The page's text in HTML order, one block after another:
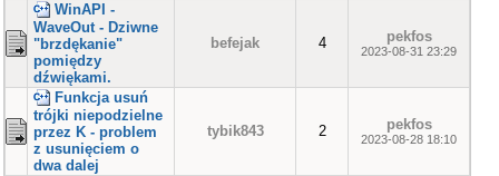
WinAPI -
WaveOut - Dziwne
"brzdękanie"
pomiędzy
dźwiękami.
befejak 4 pekfos
2023-08-31 23:29
Funkcja usuń
trójki niepodzielne
przez K - problem
z usunięciem o
dwa dalej
tybik843 2 pekfos
2023-08-28 18:10